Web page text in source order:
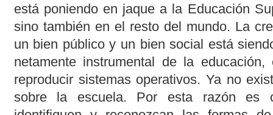
está poniendo en jaque a la Educación
sino también en el resto del mundo. La
un bien público y un bien social está
netamente instrumental de la
reproducir sistemas operativos. Ya no
sobre la escuela. Por esta razón es